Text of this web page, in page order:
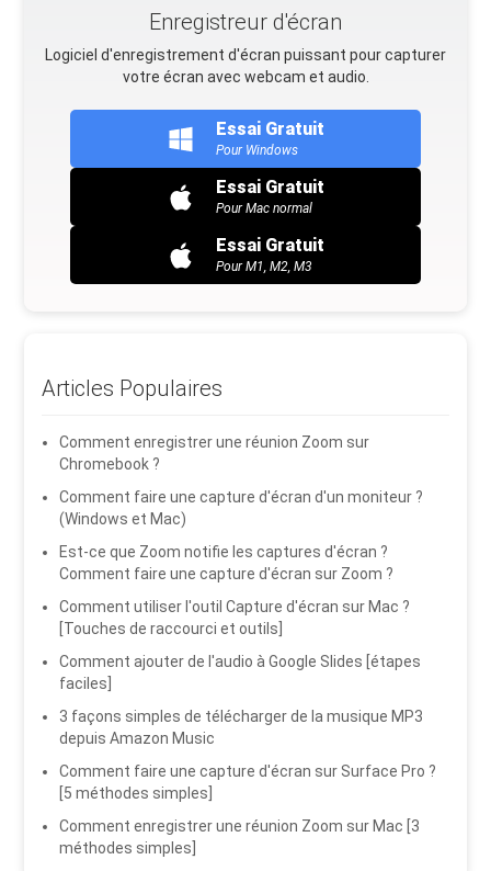
Enregistreur d'écran
Logiciel d'enregistrement d'écran puissant pour capturer
votre écran avec webcam et audio.
Essai Gratuit
Pour Windows
Essai Gratuit
Pour Mac normal
Essai Gratuit
Pour M1, M2, M3
Articles Populaires
Comment enregistrer une réunion Zoom sur
Chromebook ?
Comment faire une capture d'écran d'un moniteur ?
(Windows et Mac)
Est-ce que Zoom notifie les captures d'écran ?
Comment faire une capture d'écran sur Zoom ?
Comment utiliser l'outil Capture d'écran sur Mac ?
[Touches de raccourci et outils]
Comment ajouter de l'audio à Google Slides [étapes
faciles]
3 façons simples de télécharger de la musique MP3
depuis Amazon Music
Comment faire une capture d'écran sur Surface Pro ?
[5 méthodes simples]
Comment enregistrer une réunion Zoom sur Mac [3
méthodes simples]